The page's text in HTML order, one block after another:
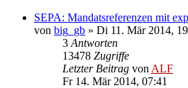
SEPA: Mandatsreferenzen mit
von big_gb » Di 11. Mär 2014,
3 Antworten
13478 Zugriffe
Letzter Beitrag von ALF
Fr 14. Mär 2014, 07:41